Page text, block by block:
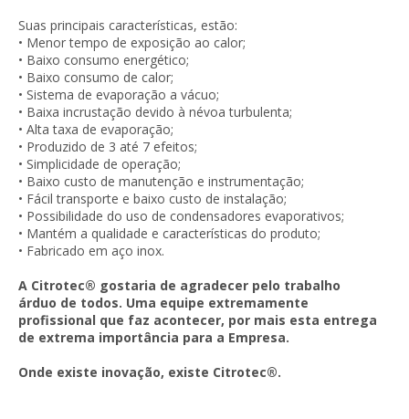
Suas principais características, estão:
• Menor tempo de exposição ao calor;
• Baixo consumo energético;
• Baixo consumo de calor;
• Sistema de evaporação a vácuo;
• Baixa incrustação devido à névoa turbulenta;
• Alta taxa de evaporação;
• Produzido de 3 até 7 efeitos;
• Simplicidade de operação;
• Baixo custo de manutenção e instrumentação;
• Fácil transporte e baixo custo de instalação;
• Possibilidade do uso de condensadores evaporativos;
• Mantém a qualidade e características do produto;
• Fabricado em aço inox.
A Citrotec® gostaria de agradecer pelo trabalho
árduo de todos. Uma equipe extremamente
profissional que faz acontecer, por mais esta entrega
de extrema importância para a Empresa.
Onde existe inovação, existe Citrotec®.